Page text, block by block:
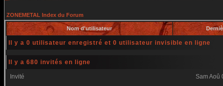
ZONEMETAL Index du Forum
Nom d'utilisateur
Il y a 0 utilisateur enregistré et 0 utilisateur invisible en ligne
Il y a 680 invités en ligne
Invité
Sam Aoû